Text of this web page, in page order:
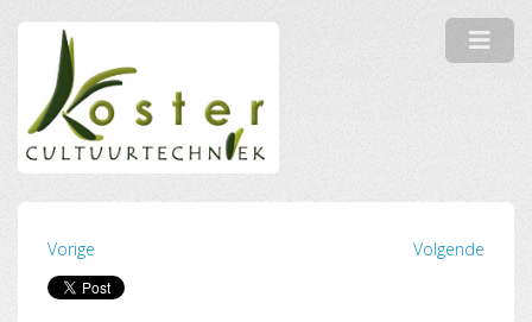
Vorige Volgende